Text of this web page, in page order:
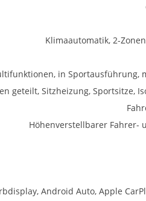
Klimaautomatik, 2-
in Sportausführung,
geteilt, Sitzheizung, Sportsitze,
Höhenverstellbarer Fahrer-
Android Auto, Apple